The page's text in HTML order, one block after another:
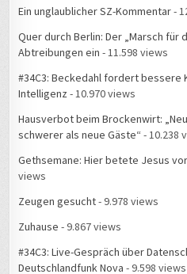
Ein unglaublicher SZ-Kommentar-
Quer durch Berlin: Der „Marsch für
Abtreibungen ein - 11.598 views
#34C3: Beckedahl fordert bessere
Intelligenz - 10.970 views
Hausverbot beim Brockenwirt:
schwerer als neue Gäste“ - 10.238
Gethsemane: Hier betete Jesus
views
Zeugen gesucht- 9.978 views
Zuhause - 9.867 views
#34C3: Live-Gespräch über
Deutschlandfunk Nova - 9.598 views